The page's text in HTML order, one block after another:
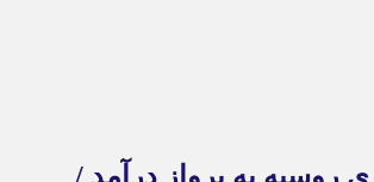
روسیه به پرواز درآمد /